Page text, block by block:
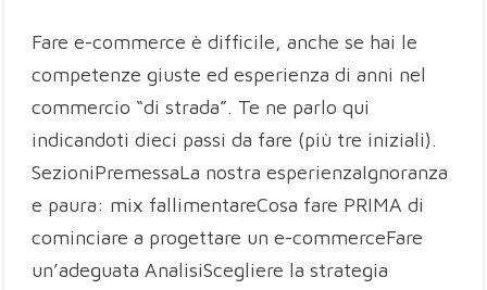
Fare e-commerce è difficile, anche se hai le
competenze giuste ed esperienza di anni nel
commercio “di strada”. Te ne parlo qui
indicandoti dieci passi da fare (più tre iniziali).
SezioniPremessaLa nostra esperienzaIgnoranza
e paura: mix fallimentareCosa fare PRIMA di
cominciare a progettare un e-commerceFare
un’adeguata AnalisiScegliere la strategia